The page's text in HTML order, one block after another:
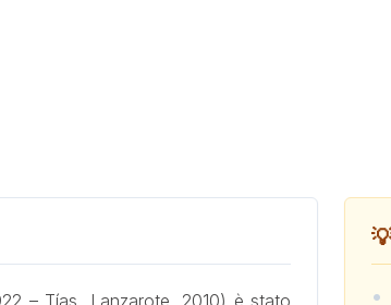
– Tías, Lanzarote, 2010) è stato